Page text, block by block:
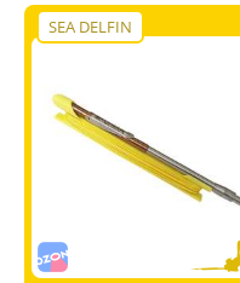
SEA DELFIN